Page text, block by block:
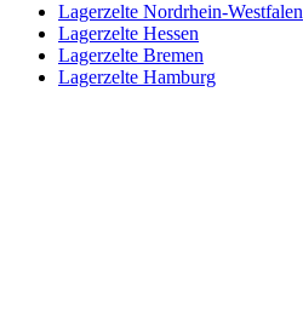
Lagerzelte Nordrhein-Westfalen
Lagerzelte Hessen
Lagerzelte Bremen
Lagerzelte Hamburg